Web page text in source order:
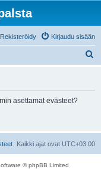
Kirjaudu sisään
Rekisteröidy
asettamat evästeet?
Kaikki ajat ovat UTC+03:00
© phpBB Limited